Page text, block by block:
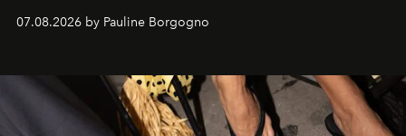
d'exception composent un véritable voyage sensoriel.
07.08.2026 by Pauline Borgogno